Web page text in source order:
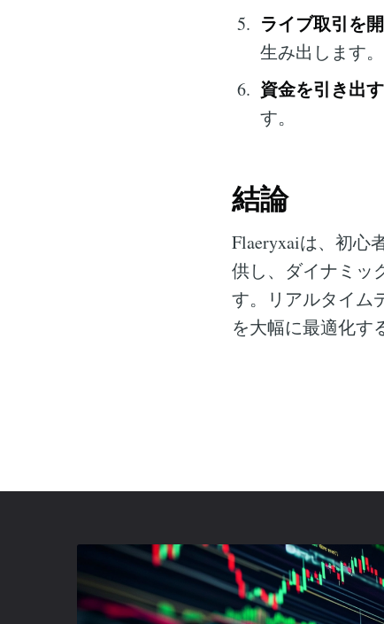
ライブ取引を
生み出します。
資金を引き出
す。
結論
Flaeryxaiは、初心
供し、ダイナミッ
す。リアルタイム
を大幅に最適化す